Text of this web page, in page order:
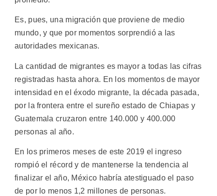
Es, pues, una migración que proviene de medio
mundo, y que por momentos sorprendió a las
autoridades mexicanas.
La cantidad de migrantes es mayor a todas las cifras
registradas hasta ahora. En los momentos de mayor
intensidad en el éxodo migrante, la década pasada,
por la frontera entre el sureño estado de Chiapas y
Guatemala cruzaron entre 140.000 y 400.000
personas al año.
En los primeros meses de este 2019 el ingreso
rompió el récord y de mantenerse la tendencia al
finalizar el año, México habría atestiguado el paso
de por lo menos 1,2 millones de personas.